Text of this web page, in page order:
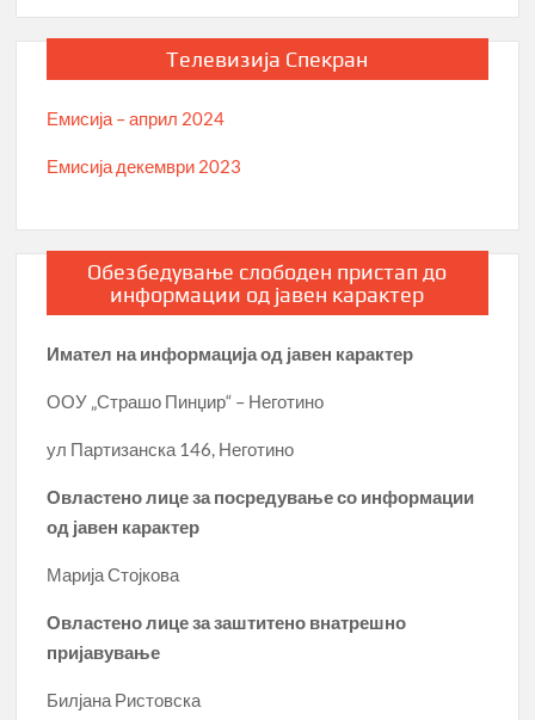
Телевизија Спекран
Емисија – април 2024
Емисија декември 2023
Обезбедување слободен пристап до
информации од јавен карактер
Имател на информација од јавен карактер
ООУ „Страшо Пинџир“ – Неготино
ул Партизанска 146, Неготино
Овластено лице за посредување со информации
од јавен карактер
Марија Стојкова
Овластено лице за заштитено внатрешно
пријавување
Билјана Ристовска